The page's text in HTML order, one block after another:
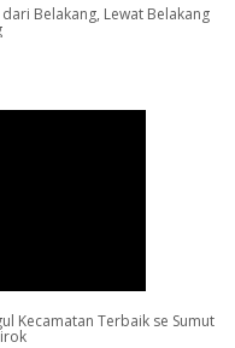
Belakang, Lewat Belakang
Kecamatan Terbaik se Sumut